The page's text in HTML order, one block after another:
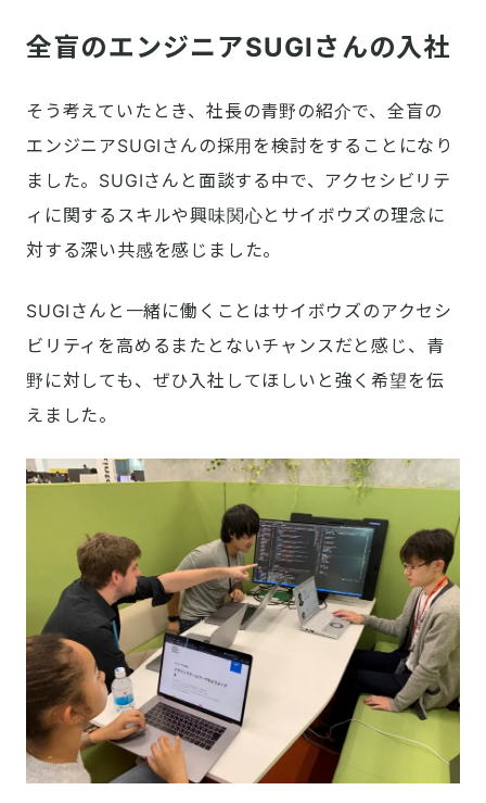
全盲のエンジニアSUGIさんの入社
そう考えていたとき、社長の青野の紹介で、全盲の
エンジニアSUGIさんの採用を検討をすることになり
ました。SUGIさんと面談する中で、アクセシビリテ
ィに関するスキルや興味関心とサイボウズの理念に
対する深い共感を感じました。
SUGIさんと一緒に働くことはサイボウズのアクセシ
ビリティを高めるまたとないチャンスだと感じ、青
野に対しても、ぜひ入社してほしいと強く希望を伝
えました。